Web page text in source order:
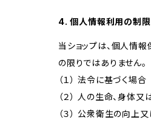
4. 個人情報利用の制限
当ショップは、個人情
の限りではありません。
（１） 法令に基づく場合
（２） 人の生命、身体
（３） 公衆衛生の向上